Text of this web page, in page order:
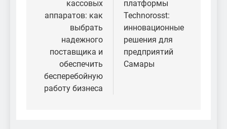
записям
кассовых
аппаратов: как
выбрать
надежного
поставщика и
обеспечить
бесперебойную
работу бизнеса
платформы
Technorosst:
инновационные
решения для
предприятий
Самары